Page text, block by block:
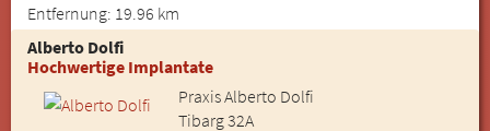
Entfernung: 19.96 km
Alberto Dolfi
Hochwertige Implantate
Praxis Alberto Dolfi
Tibarg 32A